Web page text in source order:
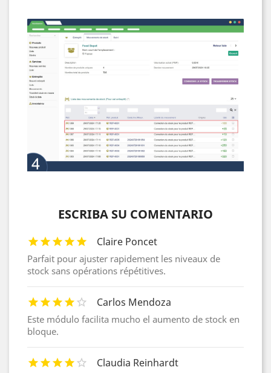
ESCRIBA SU COMENTARIO
Claire Poncet
Parfait pour ajuster rapidement les niveaux de
stock sans opérations répétitives.
Carlos Mendoza
Este módulo facilita mucho el aumento de stock en
bloque.
Claudia Reinhardt